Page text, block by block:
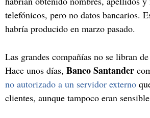
telefónicos, pero no datos bancarios.
habría producido en marzo pasado.
Las grandes compañías no se libran
Hace unos días, Banco Santander
no autorizado a un servidor externo
clientes, aunque tampoco eran